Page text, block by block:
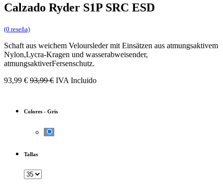
Calzado Ryder S1P SRC ESD
(0 reseña)
Schaft aus weichem Veloursleder mit Einsätzen aus atmungsaktivem
Nylon,Lycra-Kragen und wasserabweisender,
atmungsaktiverFersenschutz.
93,99 € 93,99€ IVA Incluido
Colores - Gris
Tallas